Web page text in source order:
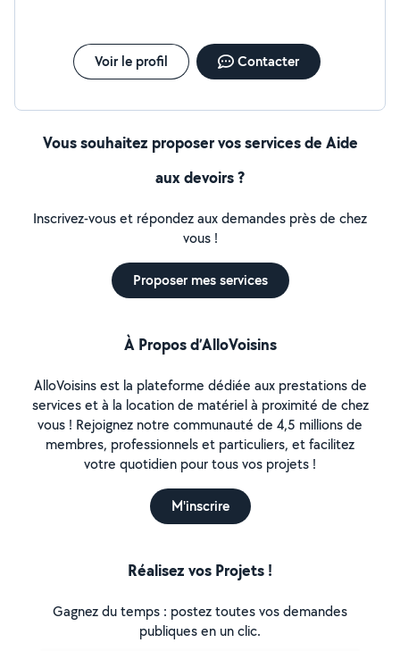
Voir le profil Contacter
Vous souhaitez proposer vos services de Aide
aux devoirs ?
Inscrivez-vous et répondez aux demandes près de chez
vous !
Proposer mes services
À Propos d’AlloVoisins
AlloVoisins est la plateforme dédiée aux prestations de
services et à la location de matériel à proximité de chez
vous ! Rejoignez notre communauté de 4,5 millions de
membres, professionnels et particuliers, et facilitez
votre quotidien pour tous vos projets !
M'inscrire
Réalisez vos Projets !
Gagnez du temps : postez toutes vos demandes
publiques en un clic.